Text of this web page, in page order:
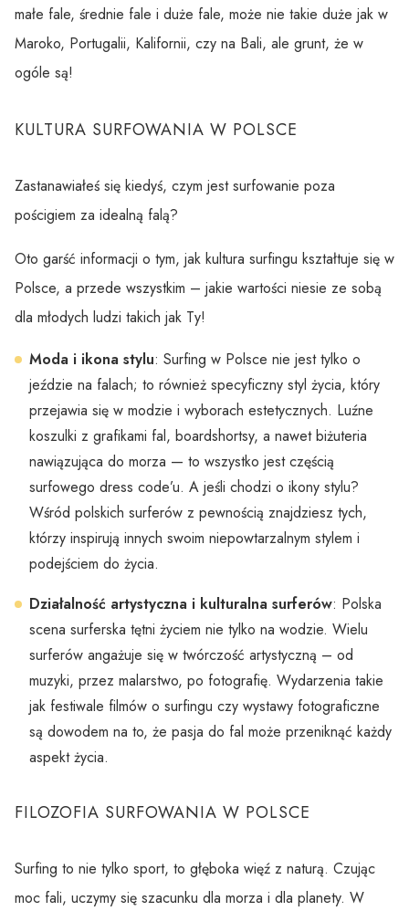
małe fale, średnie fale i duże fale, może nie takie duże jak w
Maroko, Portugalii, Kalifornii, czy na Bali, ale grunt, że w
ogóle są!
KULTURA SURFOWANIA W POLSCE
Zastanawiałeś się kiedyś, czym jest surfowanie poza
pościgiem za idealną falą?
Oto garść informacji o tym, jak kultura surfingu kształtuje się w
Polsce, a przede wszystkim – jakie wartości niesie ze sobą
dla młodych ludzi takich jak Ty!
Moda i ikona stylu: Surfing w Polsce nie jest tylko o
jeździe na falach; to również specyficzny styl życia, który
przejawia się w modzie i wyborach estetycznych. Luźne
koszulki z grafikami fal, boardshortsy, a nawet biżuteria
nawiązująca do morza — to wszystko jest częścią
surfowego dress code’u. A jeśli chodzi o ikony stylu?
Wśród polskich surferów z pewnością znajdziesz tych,
którzy inspirują innych swoim niepowtarzalnym stylem i
podejściem do życia.
Działalność artystyczna i kulturalna surferów: Polska
scena surferska tętni życiem nie tylko na wodzie. Wielu
surferów angażuje się w twórczość artystyczną – od
muzyki, przez malarstwo, po fotografię. Wydarzenia takie
jak festiwale filmów o surfingu czy wystawy fotograficzne
są dowodem na to, że pasja do fal może przeniknąć każdy
aspekt życia.
FILOZOFIA SURFOWANIA W POLSCE
Surfing to nie tylko sport, to głęboka więź z naturą. Czując
moc fali, uczymy się szacunku dla morza i dla planety. W